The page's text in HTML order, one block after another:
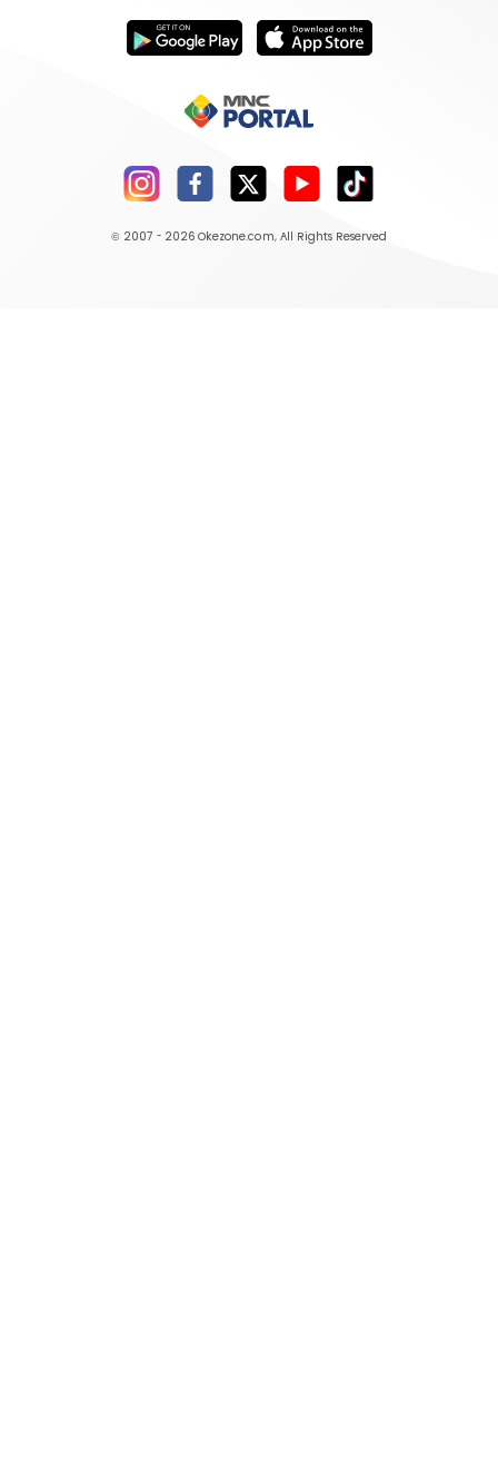
© 2007 - 2026 Okezone.com, All Rights Reserved